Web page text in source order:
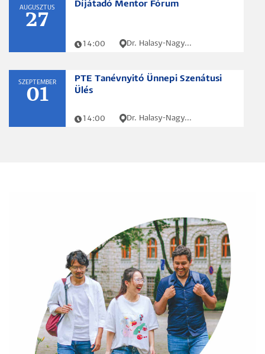
AUGUSZTUS
27
Díjátadó Mentor Fórum
14:00 Dr. Halasy-Nagy...
SZEPTEMBER
01
PTE Tanévnyitó Ünnepi Szenátusi
Ülés
14:00 Dr. Halasy-Nagy...